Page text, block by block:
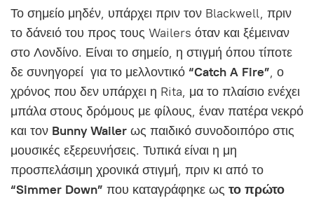
Το σημείο μηδέν, υπάρχει πριν τον Blackwell, πριν
το δάνειό του προς τους Wailers όταν και ξέμειναν
στο Λονδίνο. Είναι το σημείο, η στιγμή όπου τίποτε
δε συνηγορεί για το μελλοντικό “Catch A Fire”, ο
χρόνος που δεν υπάρχει η Rita, μα το πλαίσιο ενέχει
μπάλα στους δρόμους με φίλους, έναν πατέρα νεκρό
και τον Bunny Wailer ως παιδικό συνοδοιπόρο στις
μουσικές εξερευνήσεις. Τυπικά είναι η μη
προσπελάσιμη χρονικά στιγμή, πριν κι από το
“Simmer Down” που καταγράφηκε ως το πρώτο